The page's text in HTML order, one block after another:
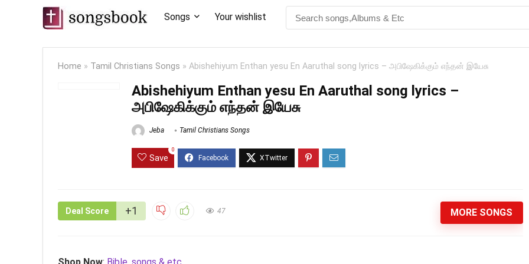
Songs Your wishlist
Home » Tamil Christians Songs » Abishehiyum Enthan yesu En Aaruthal song lyrics – அபிஷேகிக்கும் எந்தன் இயேசு
Abishehiyum Enthan yesu En Aaruthal song lyrics –
அபிஷேகிக்கும் எந்தன் இயேசு
Jeba Tamil Christians Songs
Save
0
Deal Score +1 47 MORE SONGS